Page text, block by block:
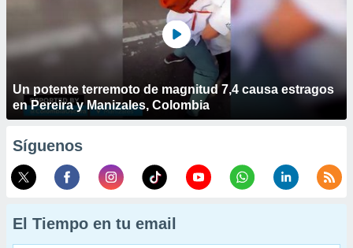
Un potente terremoto de magnitud 7,4 causa estragos
en Pereira y Manizales, Colombia
Síguenos
El Tiempo en tu email